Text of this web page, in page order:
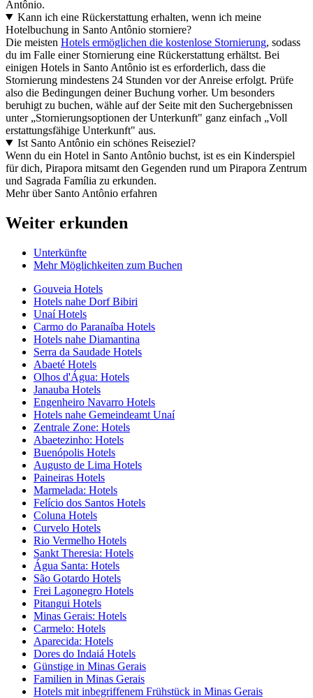
Antônio.
Kann ich eine Rückerstattung erhalten, wenn ich meine
Hotelbuchung in Santo Antônio storniere?
Die meisten Hotels ermöglichen die kostenlose Stornierung, sodass
du im Falle einer Stornierung eine Rückerstattung erhältst. Bei
einigen Hotels in Santo Antônio ist es erforderlich, dass die
Stornierung mindestens 24 Stunden vor der Anreise erfolgt. Prüfe
also die Bedingungen deiner Buchung vorher. Um besonders
beruhigt zu buchen, wähle auf der Seite mit den Suchergebnissen
unter „Stornierungsoptionen der Unterkunft" ganz einfach „Voll
erstattungsfähige Unterkunft" aus.
Ist Santo Antônio ein schönes Reiseziel?
Wenn du ein Hotel in Santo Antônio buchst, ist es ein Kinderspiel
für dich, Pirapora mitsamt den Gegenden rund um Pirapora Zentrum
und Sagrada Família zu erkunden.
Mehr über Santo Antônio erfahren
Weiter erkunden
Unterkünfte
Mehr Möglichkeiten zum Buchen
Gouveia Hotels
Hotels nahe Dorf Bibiri
Unaí Hotels
Carmo do Paranaíba Hotels
Hotels nahe Diamantina
Serra da Saudade Hotels
Abaeté Hotels
Olhos d'Água: Hotels
Janauba Hotels
Engenheiro Navarro Hotels
Hotels nahe Gemeindeamt Unaí
Zentrale Zone: Hotels
Abaetezinho: Hotels
Buenópolis Hotels
Augusto de Lima Hotels
Paineiras Hotels
Marmelada: Hotels
Felício dos Santos Hotels
Coluna Hotels
Curvelo Hotels
Rio Vermelho Hotels
Sankt Theresia: Hotels
Água Santa: Hotels
São Gotardo Hotels
Frei Lagonegro Hotels
Pitangui Hotels
Minas Gerais: Hotels
Carmelo: Hotels
Aparecida: Hotels
Dores do Indaiá Hotels
Günstige in Minas Gerais
Familien in Minas Gerais
Hotels mit inbegriffenem Frühstück in Minas Gerais